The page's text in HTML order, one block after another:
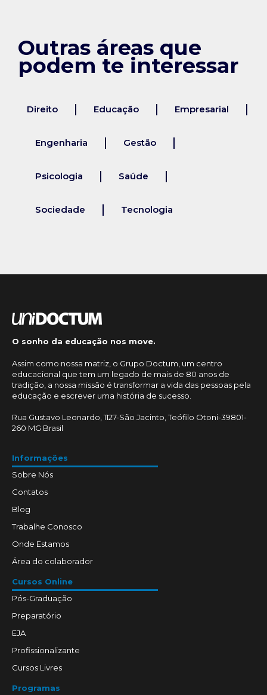
Outras áreas que
podem te interessar
Direito Educação Empresarial
Engenharia Gestão
Psicologia Saúde
Sociedade Tecnologia
O sonho da educação nos move.
Assim como nossa matriz, o Grupo Doctum, um centro
educacional que tem um legado de mais de 80 anos de
tradição, a nossa missão é transformar a vida das pessoas pela
educação e escrever uma história de sucesso.
Rua Gustavo Leonardo, 1127-São Jacinto, Teófilo Otoni-39801-
260 MG Brasil
Informações
Sobre Nós
Contatos
Blog
Trabalhe Conosco
Onde Estamos
Área do colaborador
Cursos Online
Pós-Graduação
Preparatório
EJA
Profissionalizante
Cursos Livres
Programas